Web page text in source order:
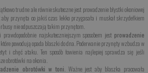
trudne ale równie skuteczne jest prowadzenie błystki okoniowej
przynęta co jakiś czas lekko przygasała i muskał skrzydełkiem
nie odpuszczają takim przynętom.
najskuteczniejszym sposobem jest prowadzenie
, które powodują opada blaszki do dna. Poderwanie przynęty wzbudza w
i chęć ataku. Ten sposób łowienia najlepiej sprawdza się jeśli
obrotówki na okonia.
obrotówki w toni . Ważne jest aby blaszka pracowała